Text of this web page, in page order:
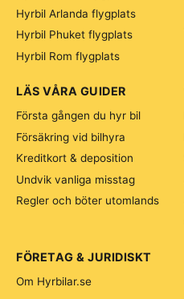
Hyrbil Arlanda flygplats
Hyrbil Phuket flygplats
Hyrbil Rom flygplats
LÄS VÅRA GUIDER
Första gången du hyr bil
Försäkring vid bilhyra
Kreditkort & deposition
Undvik vanliga misstag
Regler och böter utomlands
FÖRETAG & JURIDISKT
Om Hyrbilar.se